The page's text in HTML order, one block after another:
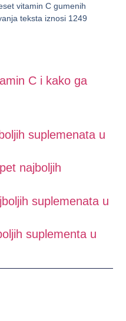
vitamin C gumenih
teksta iznosi 1249
C i kako ga
suplemenata u
najboljih
suplemenata u
suplementa u